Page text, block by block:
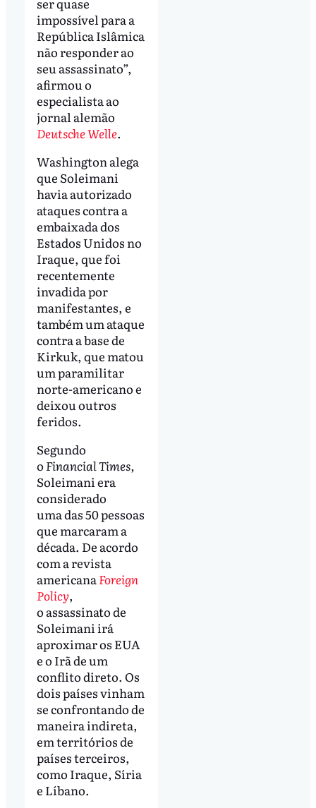
impossível para a
República Islâmica
não responder ao
seu assassinato”,
afirmou o
especialista ao
jornal alemão
Deutsche Welle.
Washington alega
que Soleimani
havia autorizado
ataques contra a
embaixada dos
Estados Unidos no
Iraque, que foi
recentemente
invadida por
manifestantes, e
também um ataque
contra a base de
Kirkuk, que matou
um paramilitar
norte-americano e
deixou outros
feridos.
Segundo
o Financial Times,
Soleimani era
considerado
uma das 50 pessoas
que marcaram a
década. De acordo
com a revista
americana Foreign
Policy,
o assassinato de
Soleimani irá
aproximar os EUA
e o Irã de um
conflito direto. Os
dois países vinham
se confrontando de
maneira indireta,
em territórios de
países terceiros,
como Iraque, Síria
e Líbano.